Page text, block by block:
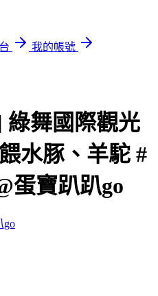
我的帳號
綠舞國際觀光
水豚、羊駝 #
蛋寶趴趴go
go